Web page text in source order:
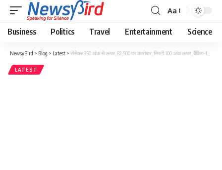
Aa
Business Politics Travel Entertainment Science
NewsyBird > Blog > Latest > सेंसेक्स 350 अंक से ऊपर, 82,500 पर कारोबार; निफ्टी 100 अंक ऊपर, बैंकिंग‑IT शेयर्स बढ़े
LATEST